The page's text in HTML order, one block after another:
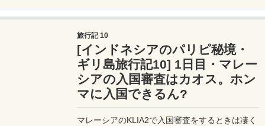
旅行記 10
[インドネシアのパリピ秘境・
ギリ島旅行記10] 1日目・マレー
シアの入国審査はカオス。ホン
マに入国できるん?
マレーシアのKLIA2で入国審査をするときは凄く